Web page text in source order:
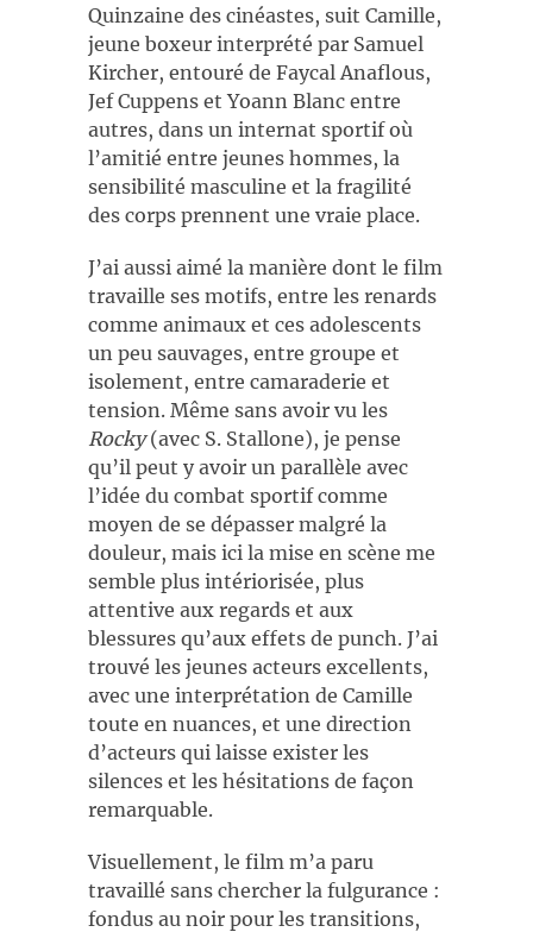
Quinzaine des cinéastes, suit Camille,
jeune boxeur interprété par Samuel
Kircher, entouré de Faycal Anaflous,
Jef Cuppens et Yoann Blanc entre
autres, dans un internat sportif où
l’amitié entre jeunes hommes, la
sensibilité masculine et la fragilité
des corps prennent une vraie place.
J’ai aussi aimé la manière dont le film
travaille ses motifs, entre les renards
comme animaux et ces adolescents
un peu sauvages, entre groupe et
isolement, entre camaraderie et
tension. Même sans avoir vu les
Rocky(avec S. Stallone), je pense
qu’il peut y avoir un parallèle avec
l’idée du combat sportif comme
moyen de se dépasser malgré la
douleur, mais ici la mise en scène me
semble plus intériorisée, plus
attentive aux regards et aux
blessures qu’aux effets de punch. J’ai
trouvé les jeunes acteurs excellents,
avec une interprétation de Camille
toute en nuances, et une direction
d’acteurs qui laisse exister les
silences et les hésitations de façon
remarquable.
Visuellement, le film m’a paru
travaillé sans chercher la fulgurance :
fondus au noir pour les transitions,